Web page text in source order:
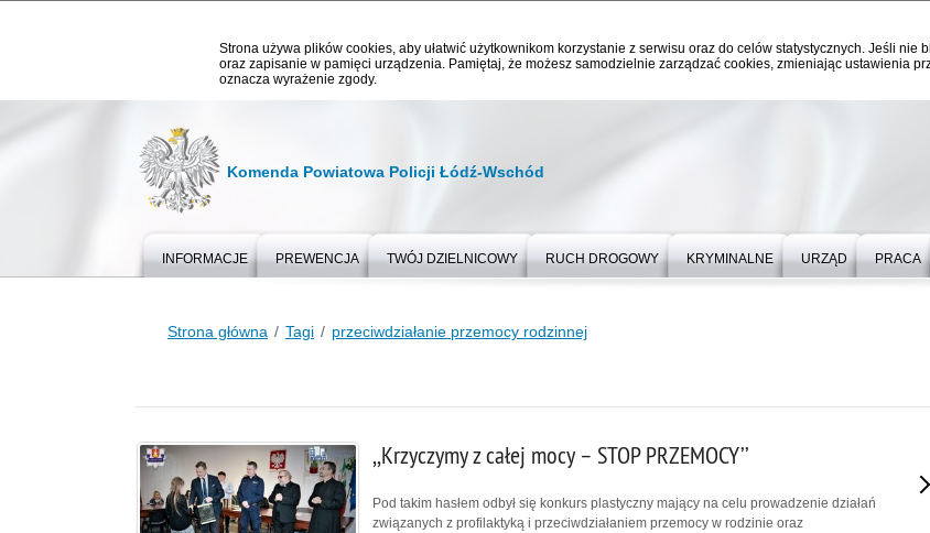
Strona używa plików cookies, aby ułatwić użytkownikom korzystanie z serwisu oraz do celów statystycznych. Jeśli nie
oraz zapisanie w pamięci urządzenia. Pamiętaj, że możesz samodzielnie zarządzać cookies, zmieniając ustawienia
oznacza wyrażenie zgody.
Komenda Powiatowa Policji Łódź-Wschód
INFORMACJE PREWENCJA TWÓJ DZIELNICOWY RUCH DROGOWY KRYMINALNE URZĄD PRACA
Strona główna Tagi przeciwdziałanie przemocy rodzinnej
,,Krzyczymy z całej mocy – STOP PRZEMOCY’’
Pod takim hasłem odbył się konkurs plastyczny mający na celu prowadzenie działań
związanych z profilaktyką i przeciwdziałaniem przemocy w rodzinie oraz